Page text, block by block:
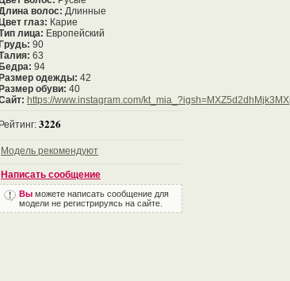
волос: Длинные
Цвет глаз: Карие
лица: Европейский
Грудь: 90
63
Бедра: 94
Размер одежды: 42
Размер обуви: 40
https://www.instagram.com/
Рейтинг: 3226
Модель рекомендуют
Написать сообщение
Вы можете написать сообщение для
модели не регистрируясь на сайте.